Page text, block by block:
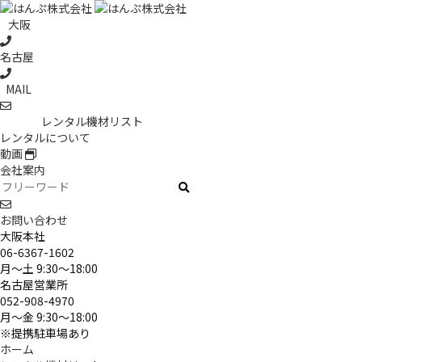
大阪
名古屋
MAIL
レンタル機材リスト
レンタルについて
動画
会社案内
お問い合わせ
大阪本社
06-6367-1602
月～土 9:30〜18:00
名古屋営業所
052-908-4970
月～金 9:30〜18:00
※提携駐車場あり
ホーム